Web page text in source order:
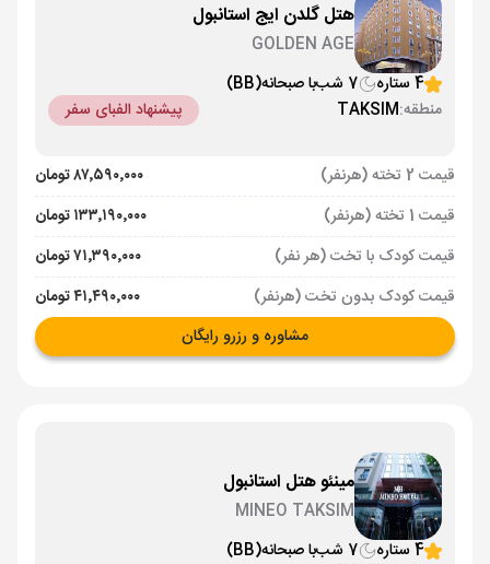
هتل گلدن ایج استانبول
GOLDEN AGE
4 ستاره
7 شب با صبحانه(BB)
منطقه:TAKSIM پیشنهاد الفبای سفر
قیمت 2 تخته (هرنفر)
۸۷٬۵۹۰٬۰۰۰ تومان
قیمت 1 تخته (هرنفر)
۱۳۳٬۱۹۰٬۰۰۰ تومان
قیمت کودک با تخت (هر نفر)
۷۱٬۳۹۰٬۰۰۰ تومان
قیمت کودک بدون تخت (هرنفر)
۴۱٬۴۹۰٬۰۰۰ تومان
مشاوره و رزرو رایگان
مینئو هتل استانبول
MINEO TAKSIM
4 ستاره
7 شب با صبحانه(BB)